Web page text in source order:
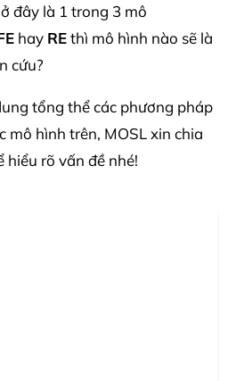
đây là 1 trong 3 mô
hay REthì mô hình nào sẽ là
cứu?
tổng thể các phương pháp
mô hình trên, MOSL xin chia
hiểu rõ vấn đề nhé!